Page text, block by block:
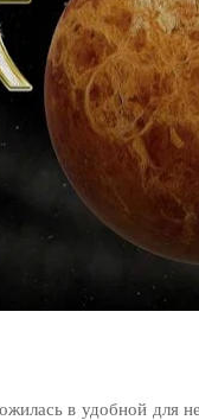
в удобной для